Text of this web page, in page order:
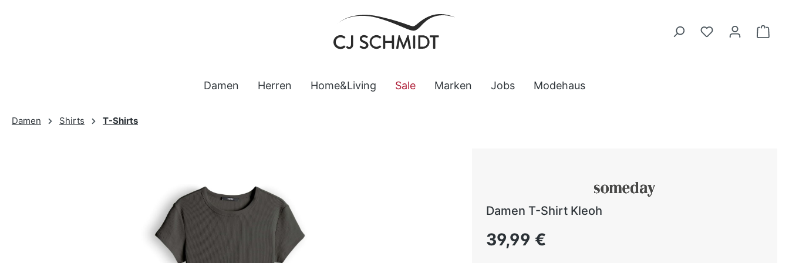
Damen Herren Home&Living Sale Marken Jobs Modehaus
Damen Shirts T-Shirts
Damen T-Shirt Kleoh
Regulärer Preis:
39,99 €